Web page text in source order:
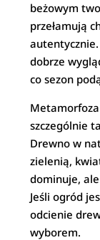
beżowym
przełamują
dobrze
co sezon
Metamorfoza
szczególnie
Drewno w
zielenią,
dominuje,
Jeśli ogród
odcienie
wyborem.